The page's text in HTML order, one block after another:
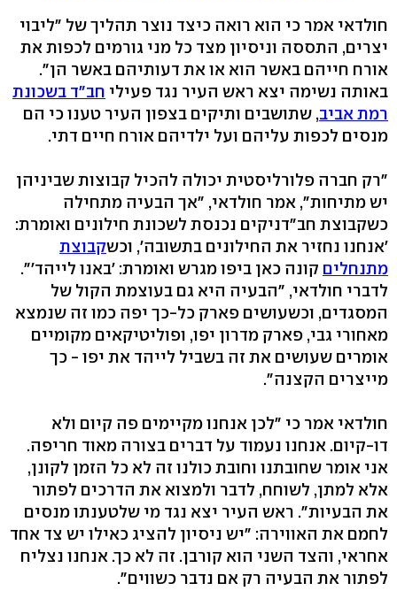
חולדאי אמר כי הוא רואה כיצד נוצר תהליך של "ליבוי
יצרים, התססה וניסיון מצד כל מני גורמים לכפות את
אורח חייהם באשר הוא או את דעותיהם באשר הן".
באותה נשימה יצא ראש העיר נגד פעילי חב"ד בשכונת
רמת אביב, שתושבים ותיקים בצפון העיר טענו כי הם
מנסים לכפות עליהם ועל ילדיהם אורח חיים דתי.
"רק חברה פלורליסטית יכולה להכיל קבוצות שביניהן
יש מתיחות", אמר חולדאי, "אך הבעיה מתחילה
כשקבוצת חב"דניקים נכנסת לשכונת חילונים ואומרת:
'אנחנו נחזיר את החילונים בתשובה', וכשקבוצת
מתנחלים קונה כאן ביפו מגרש ואומרת: 'באנו לייהד'".
לדברי חולדאי, "הבעיה היא גם בעוצמת הקול של
המסגדים, וכשעושים פארק כל-כך יפה כמו זה שנמצא
מאחורי גבי, פארק מדרון יפו, ופוליטיקאים מקומיים
אומרים שעושים את זה בשביל לייהד את יפו - כך
מייצרים הקצנה".
חולדאי אמר כי "לכן אנחנו מקיימים פה קיום ולא
דו-קיום. אנחנו נעמוד על דברים בצורה מאוד חריפה.
אני אומר שחובתנו וחובת כולנו זה לא כל הזמן לקונן,
אלא למתן, לשוחח, לדבר ולמצוא את הדרכים לפתור
את הבעיות". ראש העיר יצא נגד מי שלטענתו מנסים
לחמם את האווירה: "יש ניסיון להציג כאילו יש צד אחד
אחראי, והצד השני הוא קורבן. זה לא כך. אנחנו נצליח
לפתור את הבעיה רק אם נדבר כשווים".